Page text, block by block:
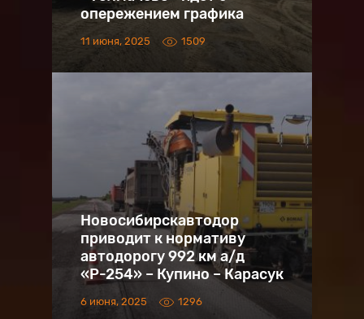
опережением графика
11 июня, 2025 1509
Новосибирскавтодор
приводит к нормативу
автодорогу 992 км а/д
«Р-254» – Купино – Карасук
6 июня, 2025 1296